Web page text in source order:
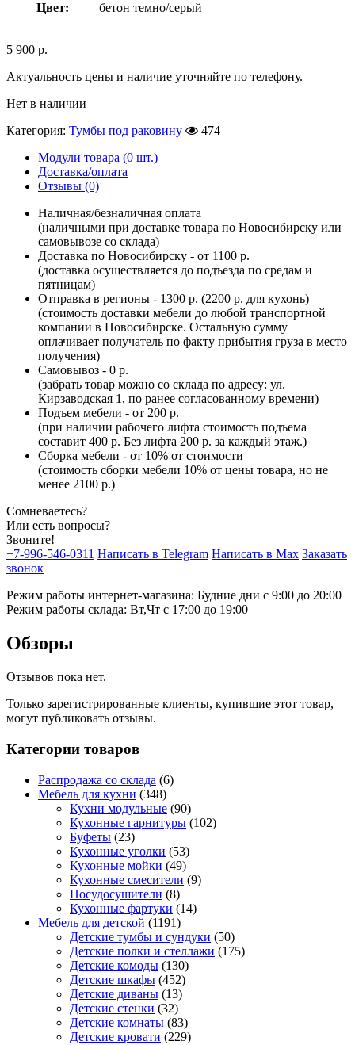
Цвет: бетон темно/серый
5 900 р.
Актуальность цены и наличие уточняйте по телефону.
Нет в наличии
Категория: Тумбы под раковину
474
Модули товара (0 шт.)
Доставка/оплата
Отзывы (0)
Наличная/безналичная оплата
(наличными при доставке товара по Новосибирску или
самовывозе со склада)
Доставка по Новосибирску - от 1100 р.
(доставка осуществляется до подъезда по средам и
пятницам)
Отправка в регионы - 1300 р. (2200 р. для кухонь)
(стоимость доставки мебели до любой транспортной
компании в Новосибирске. Остальную сумму
оплачивает получатель по факту прибытия груза в место
получения)
Самовывоз - 0 р.
(забрать товар можно со склада по адресу: ул.
Кирзаводская 1, по ранее согласованному времени)
Подъем мебели - от 200 р.
(при наличии рабочего лифта стоимость подъема
составит 400 р. Без лифта 200 р. за каждый этаж.)
Сборка мебели - от 10% от стоимости
(стоимость сборки мебели 10% от цены товара, но не
менее 2100 р.)
Сомневаетесь?
Или есть вопросы?
Звоните!
+7-996-546-0311 Написать в Telegram Написать в Max Заказать
звонок
Режим работы интернет-магазина: Будние дни с 9:00 до 20:00
Режим работы склада: Вт,Чт с 17:00 до 19:00
Обзоры
Отзывов пока нет.
Только зарегистрированные клиенты, купившие этот товар,
могут публиковать отзывы.
Категории товаров
Распродажа со склада (6)
Мебель для кухни (348)
Кухни модульные (90)
Кухонные гарнитуры (102)
Буфеты (23)
Кухонные уголки (53)
Кухонные мойки (49)
Кухонные смесители (9)
Посудосушители (8)
Кухонные фартуки (14)
Мебель для детской (1191)
Детские тумбы и сундуки (50)
Детские полки и стеллажи (175)
Детские комоды (130)
Детские шкафы (452)
Детские диваны (13)
Детские стенки (32)
Детские комнаты (83)
Детские кровати (229)